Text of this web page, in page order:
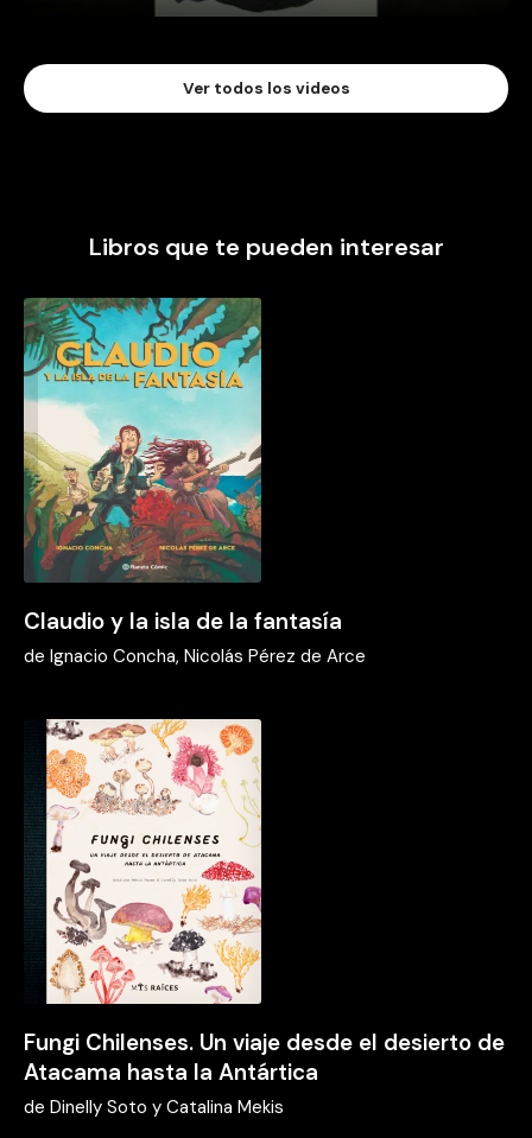
Ver todos los videos
Libros que te pueden interesar
Claudio y la isla de la fantasía
de Ignacio Concha, Nicolás Pérez de Arce
Fungi Chilenses. Un viaje desde el desierto de
Atacama hasta la Antártica
de Dinelly Soto y Catalina Mekis